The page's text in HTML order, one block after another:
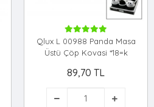
Qlux L 00988 Panda Masa
Üstü Çöp Kovasi *18=k
89,70 TL